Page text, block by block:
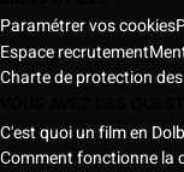
Paramétrer vos cookies
Espace recrutement
Charte de protection
C'est quoi un film en
Comment fonctionne la